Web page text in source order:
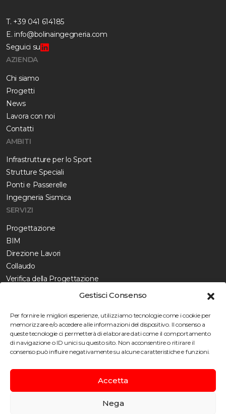
Gestisci Consenso
Per fornire le migliori esperienze, utilizziamo tecnologie come i cookie per
memorizzare e/o accedere alle informazioni del dispositivo. Il consenso a
queste tecnologie ci permetterà di elaborare dati come il comportamento
di navigazione o ID unici su questo sito. Non acconsentire o ritirare il
consenso può influire negativamente su alcune caratteristiche e funzioni.
Accetta
Nega
T. +39 041 614185
E. info@bolinaingegneria.com
Seguici su
AZIENDA
Chi siamo
Progetti
News
Lavora con noi
Contatti
AMBITI
Infrastrutture per lo Sport
Strutture Speciali
Ponti e Passerelle
Ingegneria Sismica
SERVIZI
Progettazione
BIM
Direzione Lavori
Collaudo
Verifica della Progettazione
Certificazioni
Politica integrata
Politica di Parità di Genere